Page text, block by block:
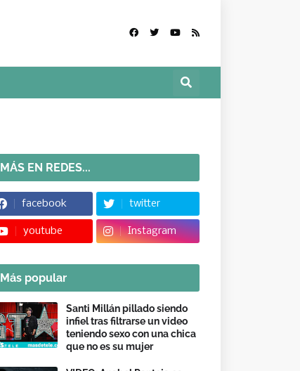
MÁS EN REDES...
facebook twitter
youtube Instagram
Más popular
Santi Millán pillado siendo
infiel tras filtrarse un video
teniendo sexo con una chica
que no es su mujer